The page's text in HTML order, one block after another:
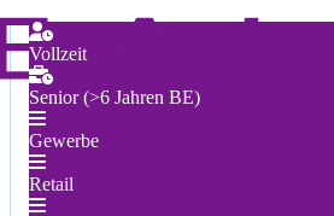
Vollzeit
Senior (>6 Jahren BE)
Gewerbe
Retail